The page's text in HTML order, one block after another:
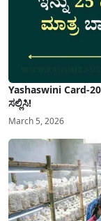
Yashaswini Card-
ಸಲ್ಲಿಸಿ!
March 5, 2026